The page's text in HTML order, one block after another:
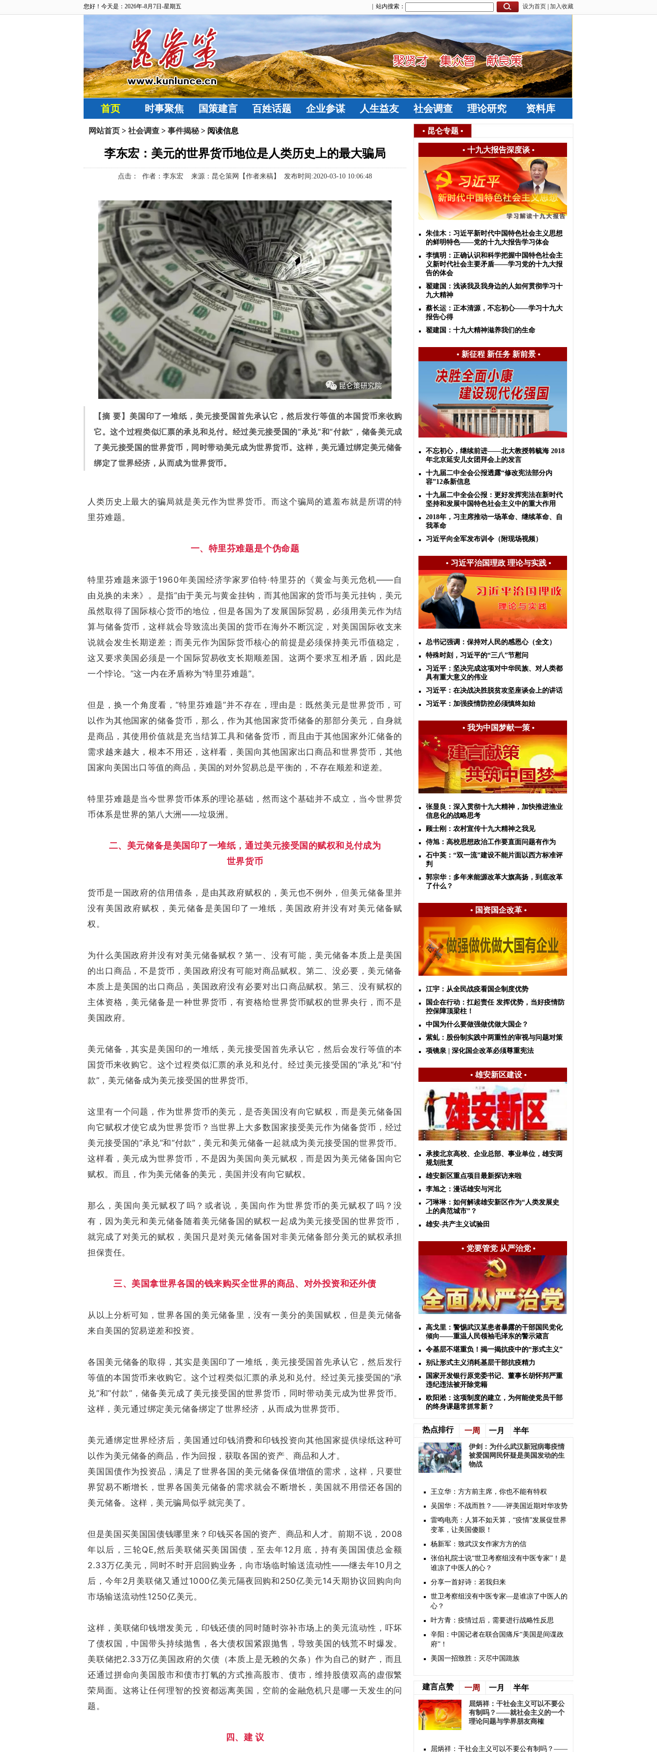
您好！今天是：2026年-8月7日-星期五 设为首页 加入收藏
| 站内搜索：
首页 时事聚焦 国策建言 百姓话题 企业参谋 人生益友 社会调查 理论研究 资料库
网站首页 > 社会调查 > 事件揭秘> 阅读信息
李东宏：美元的世界货币地位是人类历史上的最大骗局
点击： 作者：李东宏 来源：昆仑策网【作者来稿】 发布时间:2020-03-10 10:06:48
【摘 要】美国印了一堆纸，美元接受国首先承认它，然后发行等值的本国货币来收购
它。这个过程类似汇票的承兑和兑付。经过美元接受国的“承兑”和“付款”，储备美元成
了美元接受国的世界货币，同时带动美元成为世界货币。这样，美元通过绑定美元储备
绑定了世界经济，从而成为世界货币。
人类历史上最大的骗局就是美元作为世界货币。而这个骗局的遮羞布就是所谓的特
里芬难题。
一、特里芬难题是个伪命题
特里芬难题来源于1960年美国经济学家罗伯特·特里芬的《黄金与美元危机——自
由兑换的未来》。是指“由于美元与黄金挂钩，而其他国家的货币与美元挂钩，美元
虽然取得了国际核心货币的地位，但是各国为了发展国际贸易，必须用美元作为结
算与储备货币，这样就会导致流出美国的货币在海外不断沉淀，对美国国际收支来
说就会发生长期逆差；而美元作为国际货币核心的前提是必须保持美元币值稳定，
这又要求美国必须是一个国际贸易收支长期顺差国。这两个要求互相矛盾，因此是
一个悖论。”这一内在矛盾称为“特里芬难题”。
但是，换一个角度看，“特里芬难题”并不存在，理由是：既然美元是世界货币，可
以作为其他国家的储备货币，那么，作为其他国家货币储备的那部分美元，自身就
是商品，其使用价值就是充当结算工具和储备货币，而且由于其他国家外汇储备的
需求越来越大，根本不用还，这样看，美国向其他国家出口商品和世界货币，其他
国家向美国出口等值的商品，美国的对外贸易总是平衡的，不存在顺差和逆差。
特里芬难题是当今世界货币体系的理论基础，然而这个基础并不成立，当今世界货
币体系是世界的第八大洲——垃圾洲。
二、美元储备是美国印了一堆纸，通过美元接受国的赋权和兑付成为
世界货币
货币是一国政府的信用借条，是由其政府赋权的，美元也不例外，但美元储备里并
没有美国政府赋权，美元储备是美国印了一堆纸，美国政府并没有对美元储备赋
权。
为什么美国政府并没有对美元储备赋权？第一、没有可能，美元储备本质上是美国
的出口商品，不是货币，美国政府没有可能对商品赋权。第二、没必要，美元储备
本质上是美国的出口商品，美国政府没有必要对出口商品赋权。第三、没有赋权的
主体资格，美元储备是一种世界货币，有资格给世界货币赋权的世界央行，而不是
美国政府。
美元储备，其实是美国印的一堆纸，美元接受国首先承认它，然后会发行等值的本
国货币来收购它。这个过程类似汇票的承兑和兑付。经过美元接受国的“承兑”和“付
款”，美元储备成为美元接受国的世界货币。
这里有一个问题，作为世界货币的美元，是否美国没有向它赋权，而是美元储备国
向它赋权才使它成为世界货币？当世界上大多数国家接受美元作为储备货币，经过
美元接受国的“承兑”和“付款”，美元和美元储备一起就成为美元接受国的世界货币。
这样看，美元成为世界货币，不是因为美国向美元赋权，而是因为美元储备国向它
赋权。而且，作为美元储备的美元，美国并没有向它赋权。
那么，美国向美元赋权了吗？或者说，美国向作为世界货币的美元赋权了吗？没
有，因为美元和美元储备随着美元储备国的赋权一起成为美元接受国的世界货币，
就完成了对美元的赋权，美国只是对美元储备国对非美元储备部分美元的赋权承担
担保责任。
三、美国拿世界各国的钱来购买全世界的商品、对外投资和还外债
从以上分析可知，世界各国的美元储备里，没有一美分的美国赋权，但是美元储备
来自美国的贸易逆差和投资。
各国美元储备的取得，其实是美国印了一堆纸，美元接受国首先承认它，然后发行
等值的本国货币来收购它。这个过程类似汇票的承兑和兑付。经过美元接受国的“承
兑”和“付款”，储备美元成了美元接受国的世界货币，同时带动美元成为世界货币。
这样，美元通过绑定美元储备绑定了世界经济，从而成为世界货币。
美元通绑定世界经济后，美国通过印钱消费和印钱投资向其他国家提供绿纸这种可
以作为美元储备的商品，作为回报，获取各国的资产、商品和人才。
美国国债作为投资品，满足了世界各国的美元储备保值增值的需求，这样，只要世
界贸易不断增长，世界各国美元储备的需求就会不断增长，美国就不用偿还各国的
美元储备。这样，美元骗局似乎就完美了。
但是美国买美国国债钱哪里来？印钱买各国的资产、商品和人才。前期不说，2008
年以后，三轮QE,然后美联储买美国国债，至去年12月底，持有美国国债总金额
2.33万亿美元，同时不时开启回购业务，向市场临时输送流动性——继去年10月之
后，今年2月美联储又通过1000亿美元隔夜回购和250亿美元14天期协议回购向向
市场输送流动性1250亿美元。
这样，美联储印钱增发美元，印钱还债的同时随时弥补市场上的美元流动性，吓坏
了债权国，中国带头持续抛售，各大债权国紧跟抛售，导致美国的钱荒不时爆发。
美联储把2.33万亿美国政府的欠债（本质上是无赖的欠条）作为自己的财产，而且
还通过拼命向美国股市和债市打氧的方式推高股市、债市，维持股债双高的虚假繁
荣局面。这将让任何理智的投资都远离美国，空前的金融危机只是哪一天发生的问
题。
四、建 议
• 昆仑专题 •
• 十九大报告深度谈•
朱佳木：习近平新时代中国特色社会主义思想
的鲜明特色——党的十九大报告学习体会
李慎明：正确认识和科学把握中国特色社会主
义新时代社会主要矛盾——学习党的十九大报
告的体会
翟建国：浅谈我及我身边的人如何贯彻学习十
九大精神
蔡长运：正本清源，不忘初心——学习十九大
报告心得
翟建国：十九大精神滋养我们的生命
• 新征程 新任务 新前景•
不忘初心，继续前进——北大教授韩毓海 2018
年北京延安儿女团拜会上的发言
十九届二中全会公报透露“修改宪法部分内
容”12条新信息
十九届二中全会公报：更好发挥宪法在新时代
坚持和发展中国特色社会主义中的重大作用
2018年，习主席推动一场革命、继续革命、自
我革命
习近平向全军发布训令（附现场视频）
• 习近平治国理政 理论与实践•
总书记强调：保持对人民的感恩心（全文）
特殊时刻，习近平的“三八”节慰问
习近平：坚决完成这项对中华民族、对人类都
具有重大意义的伟业
习近平：在决战决胜脱贫攻坚座谈会上的讲话
习近平：加强疫情防控必须慎终如始
• 我为中国梦献一策•
张显良：深入贯彻十九大精神，加快推进渔业
信息化的战略思考
顾士刚：农村宣传十九大精神之我见
侍旭：高校思想政治工作要直面问题有作为
石中英：“双一流”建设不能片面以西方标准评
判
郭宗华：多年来能源改革大旗高扬，到底改革
了什么？
• 国资国企改革•
江宇：从全民战疫看国企制度优势
国企在行动：扛起责任 发挥优势，当好疫情防
控保障顶梁柱！
中国为什么要做强做优做大国企？
紫虬：股份制实践中两重性的审视与问题对策
项镜泉 | 深化国企改革必须尊重宪法
• 雄安新区建设•
承接北京高校、企业总部、事业单位，雄安两
规划批复
雄安新区重点项目最新探访来啦
李旭之：漫话雄安与河北
刁琳琳：如何解读雄安新区作为“人类发展史
上的典范城市”？
雄安-共产主义试验田
• 党要管党 从严治党•
高戈里：警惕武汉某患者暴露的干部国民党化
倾向——重温人民领袖毛泽东的警示箴言
令基层不堪重负！揭一揭抗疫中的“形式主义”
别让形式主义消耗基层干部抗疫精力
国家开发银行原党委书记、董事长胡怀邦严重
违纪违法被开除党籍
欧阳淞：这项制度的建立，为何能使党员干部
的终身课题常抓常新？
热点排行 一周 一月 半年
​伊剑：为什么武汉新冠病毒疫情
被爱国网民怀疑是美国发动的生
物战
王立华：方方前主席，你也不能有特权
吴国华：不战而胜？——评美国近期对华攻势
雷鸣电亮：人算不如天算，“疫情”发展促世界
变革，让美国傻眼！
杨新军：致武汉女作家方方的信
张伯礼院士说“世卫考察组没有中医专家”！是
谁凉了中医人的心？
分享一首好诗：若我归来
世卫考察组没有中医专家—是谁凉了中医人的
心？
叶方青：疫情过后，需要进行战略性反思
辛阳：中国记者在联合国痛斥“美国是间谍政
府”！
美国一招致胜：灭尽中国跪族
建言点赞 一周 一月 半年
屈炳祥：干社会主义可以不要公
有制吗？——就社会主义的一个
理论问题与学界朋友商榷
屈炳祥：干社会主义可以不要公有制吗？——